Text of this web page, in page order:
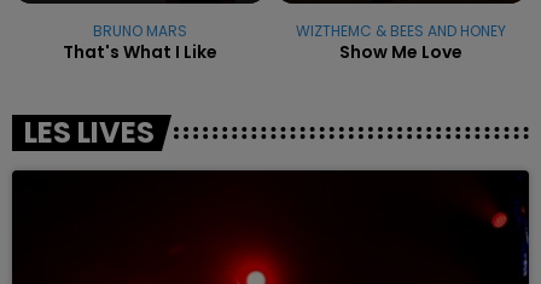
BRUNO MARS
That's What I Like
WIZTHEMC & BEES AND HONEY
Show Me Love
LES LIVES